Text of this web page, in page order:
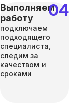
Выполняем
работу
подключаем
подходящего
специалиста,
следим за
качеством и
сроками